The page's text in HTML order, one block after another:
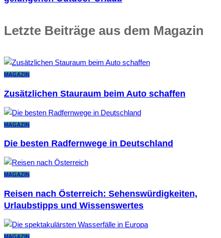
Letzte Beiträge aus dem Magazin
MAGAZIN
Zusätzlichen Stauraum beim Auto schaffen
MAGAZIN
Die besten Radfernwege in Deutschland
MAGAZIN
Reisen nach Österreich: Sehenswürdigkeiten,
Urlaubstipps und Wissenswertes
MAGAZIN